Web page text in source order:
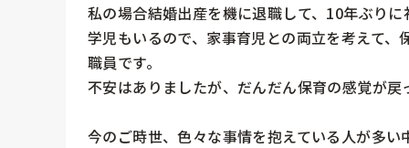
私の場合結婚出産を機に退職して、10年ぶり
学児もいるので、家事育児との両立を考えて
職員です。
不安はありましたが、だんだん保育の感覚が
今のご時世、色々な事情を抱えている人が多